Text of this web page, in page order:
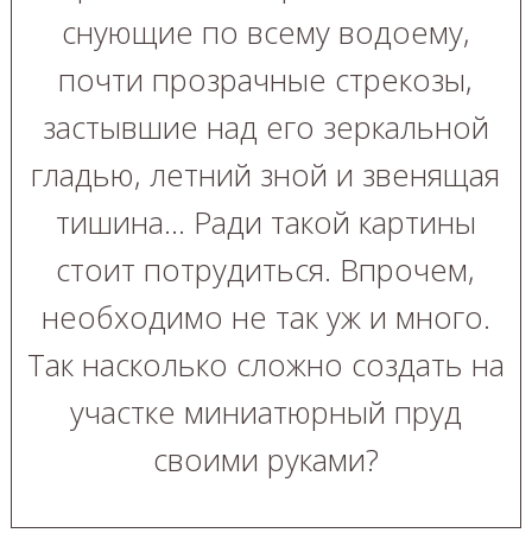
снующие по всему водоему,
почти прозрачные стрекозы,
застывшие над его зеркальной
гладью, летний зной и звенящая
тишина… Ради такой картины
стоит потрудиться. Впрочем,
необходимо не так уж и много.
Так насколько сложно создать на
участке миниатюрный пруд
своими руками?